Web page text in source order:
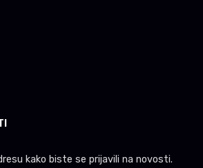
kako biste se prijavili na novosti.